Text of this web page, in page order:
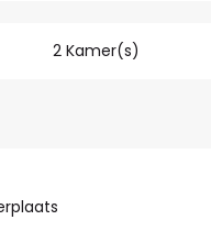
2 Kamer(s)